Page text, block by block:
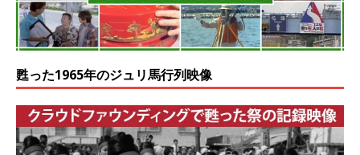
甦った1965年のジュリ馬行列映像